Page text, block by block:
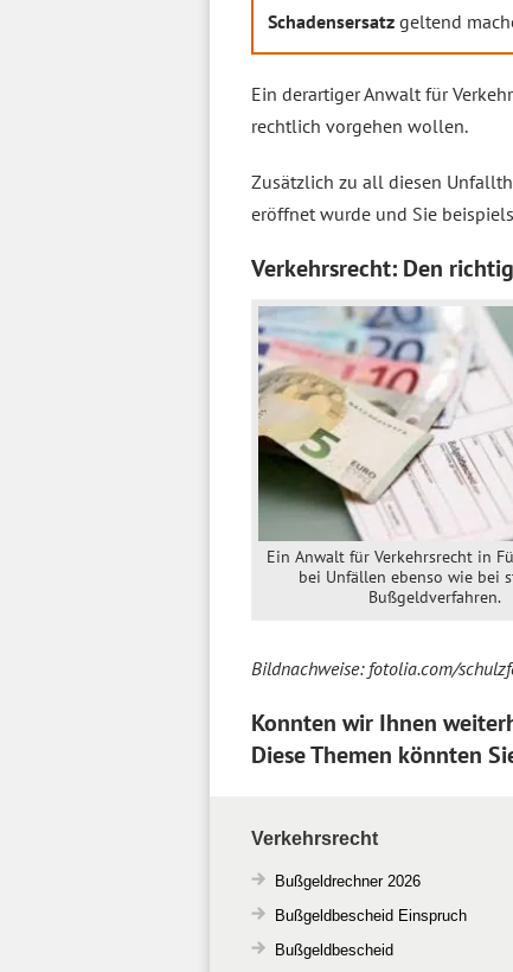
Schadensersatz geltend
Ein derartiger Anwalt für
rechtlich vorgehen wollen.
Zusätzlich zu all diesen
eröffnet wurde und Sie
Verkehrsrecht: Den
Ein Anwalt für Verkehrsrecht in
bei Unfällen ebenso wie bei
Bußgeldverfahren.
Bildnachweise: fotolia.com/
Konnten wir Ihnen
Diese Themen könnten
Verkehrsrecht
Bußgeldrechner 2026
Bußgeldbescheid Einspruch
Bußgeldbescheid